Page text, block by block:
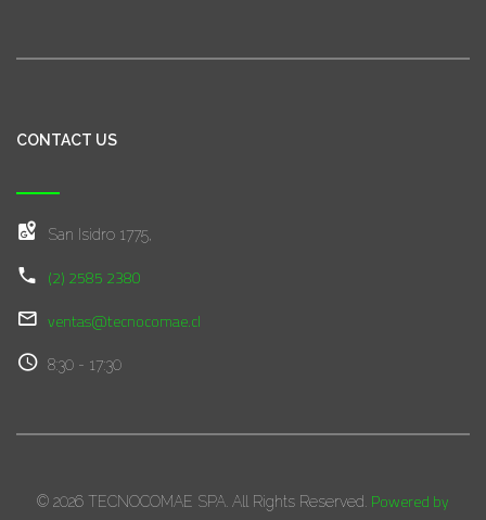
CONTACT US
San Isidro 1775,
(2) 2585 2380
ventas@tecnocomae.cl
8:30 - 17:30
© 2026 TECNOCOMAE SPA. All Rights Reserved. Powered by